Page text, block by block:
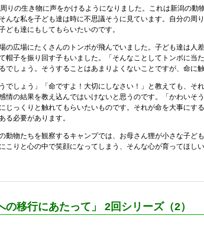
りの生き物に声をかけるようになりました。これは新潟の動
んな私を子ども達は時に不思議そうに見ています。自分の
ども達にもしてもらいたいのです。
の広場にたくさんのトンボが飛んでいました。子ども達は人
帽子を振り回す子もいました。「そんなことしてトンボに
でしょう。そうすることはあまりよくないことですが、命に
しょう」「命ですよ！大切にしなさい！」と教えても、そ
情の結果を教え込んではいけないと思うのです。「かわい
じっくりと触れてもらいたいものです。それが命を大事に
る必要があります。
動物たちを観察するキャンプでは、お母さん狸が小さな子ど
こりと心の中で笑顔になってしまう、そんな心が育ってほし
の移行にあたって」 2回シリーズ（2）